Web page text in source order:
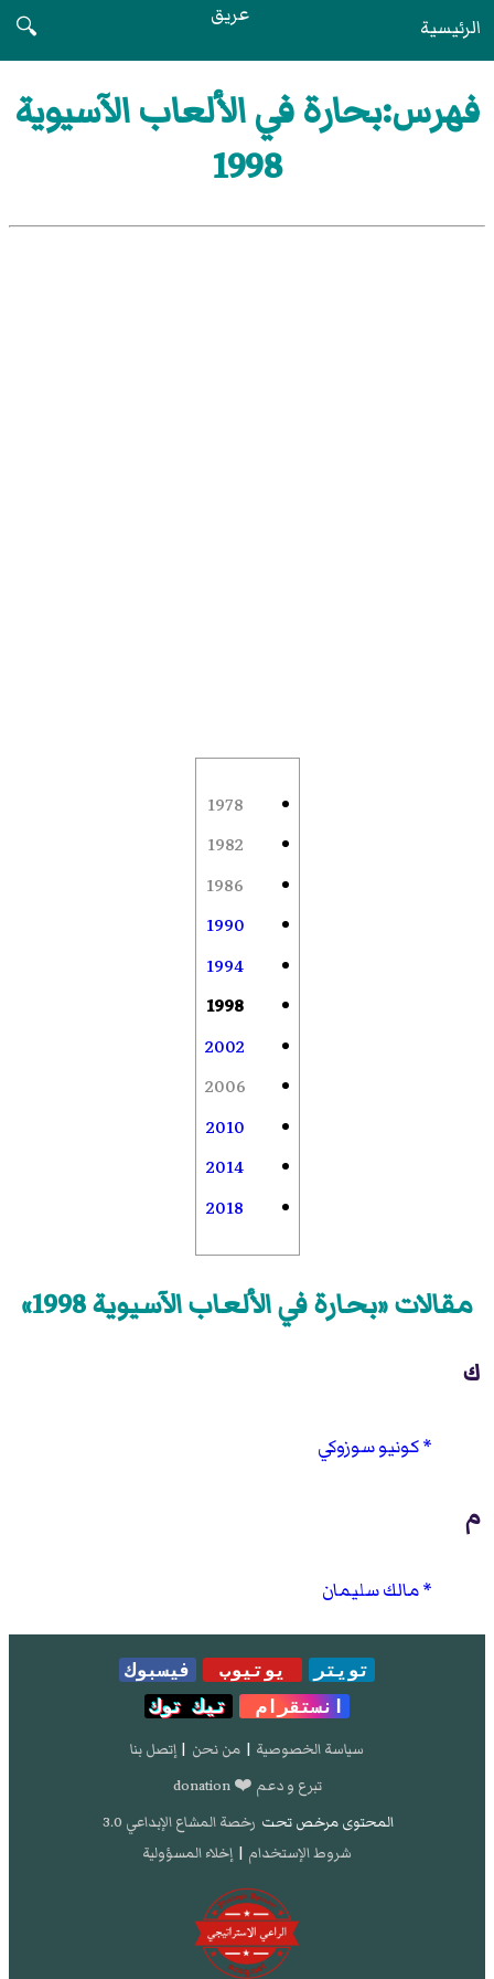
الرئيسية عريق
🔍
فهرس:بحارة في الألعاب الآسيوية
1998
1978
1982
1986
1990
1994
1998
2002
2006
2010
2014
2018
مقالات «بحارة في الألعاب الآسيوية 1998»
ك
كونيو سوزوكي
م
مالك سليمان
تويتر يوتيوب
فيسبوك
انستقرام
تيك توك
سياسة الخصوصية | من نحن | إتصل بنا
تبرع و دعم ❤️ donation
المحتوى مرخص تحت رخصة المشاع الإبداعي 3.0
شروط الإستخدام | إخلاء المسؤولية